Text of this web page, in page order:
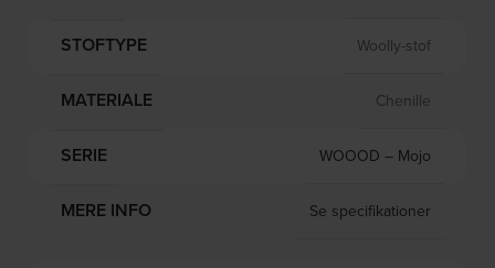
STOFTYPE Woolly-stof
MATERIALE Chenille
SERIE WOOOD – Mojo
MERE INFO Se specifikationer